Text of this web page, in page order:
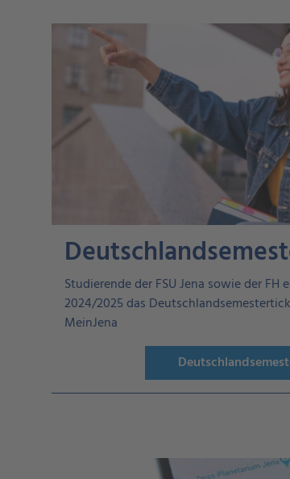
Studierende der FSU Jena sowie der
2024/2025 das
MeinJena